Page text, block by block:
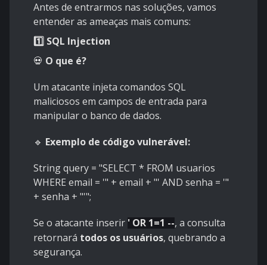
Antes de entrarmos nas soluções, vamos
entender as ameaças mais comuns:
1️⃣ SQL Injection
💀 O que é?
Um atacante injeta comandos SQL
maliciosos em campos de entrada para
manipular o banco de dados.
🔹 Exemplo de código vulnerável:
String query = "SELECT * FROM usuarios
WHERE email = '" + email + "' AND senha = '"
+ senha + "'";
Se o atacante inserir ' OR 1=1 --, a consulta
retornará todos os usuários, quebrando a
segurança.